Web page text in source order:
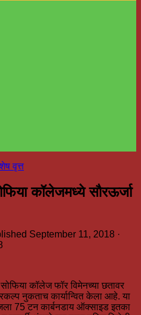
वृत्त
कॉलेजमध्ये सौरऊर्जा
September 11, 2018 ·
कॉलेज फॉर विमेनच्या छतावर
नुकताच कार्यान्वित केला आहे. या
75 टन कार्बनडाय ऑक्साइड इतका